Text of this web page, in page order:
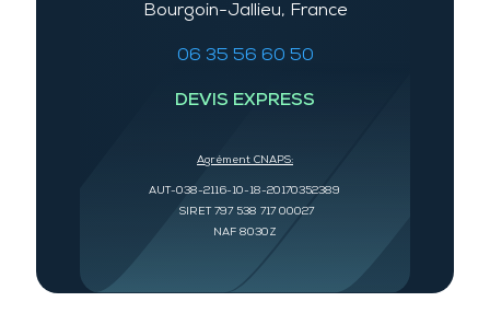
Bourgoin-Jallieu, France
06 35 56 60 50
DEVIS EXPRESS
Agrément CNAPS:
AUT-038-2116-10-18-20170352389
SIRET 797 538 717 00027
NAF 8030Z